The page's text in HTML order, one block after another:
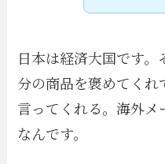
日本は経済大国です
分の商品を褒めてくれ
言ってくれる。海外
なんです。